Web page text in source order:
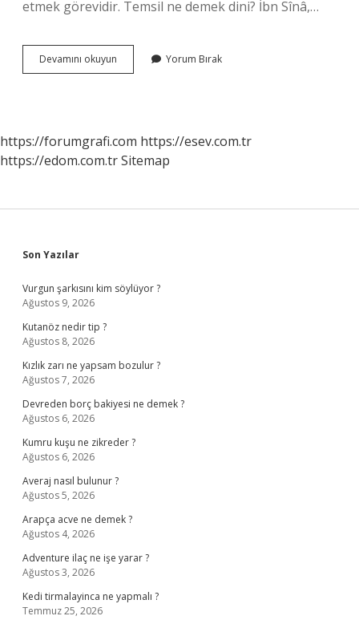
etmek görevidir. Temsil ne demek dini? İbn Sînâ,…
Devamını okuyun
Ne
Yorum Bırak
https://forumgrafi.com https://esev.com.tr
https://edom.com.trSitemap
Sidebar
Son Yazılar
Vurgun şarkısını kim söylüyor ?
Ağustos 9, 2026
Kutanöz nedir tip ?
Ağustos 8, 2026
Kızlık zarı ne yapsam bozulur ?
Ağustos 7, 2026
Devreden borç bakiyesi ne demek ?
Ağustos 6, 2026
Kumru kuşu ne zikreder ?
Ağustos 6, 2026
Averaj nasıl bulunur ?
Ağustos 5, 2026
Arapça acve ne demek ?
Ağustos 4, 2026
Adventure ilaç ne işe yarar ?
Ağustos 3, 2026
Kedi tirmalayinca ne yapmalı ?
Temmuz 25, 2026